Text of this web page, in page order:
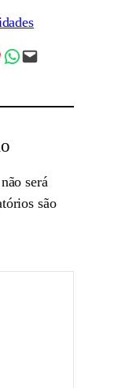
on Pinterest
Share on WhatsApp
Email this Page
será
são